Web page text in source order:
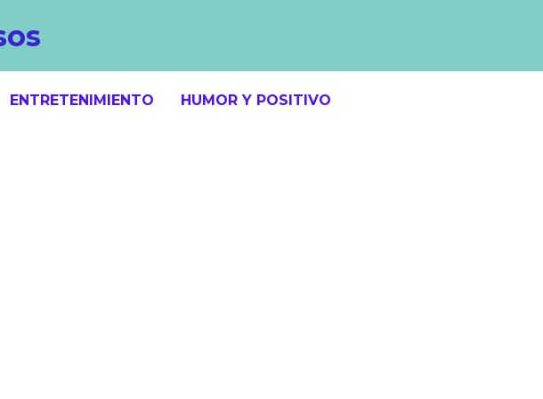
ENTRETENIMIENTO HUMOR Y POSITIVO